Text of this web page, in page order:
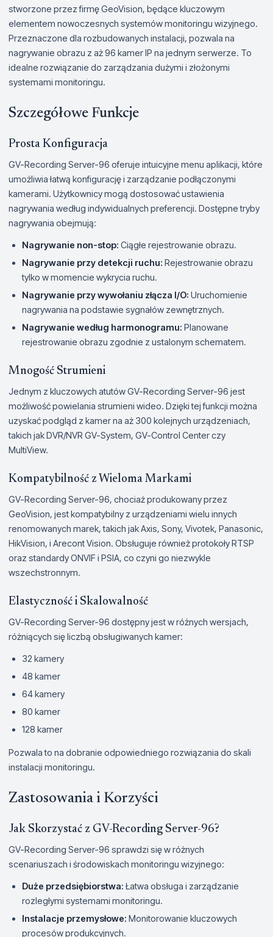
stworzone przez firmę GeoVision, będące kluczowym
elementem nowoczesnych systemów monitoringu wizyjnego.
Przeznaczone dla rozbudowanych instalacji, pozwala na
nagrywanie obrazu z aż 96 kamer IP na jednym serwerze. To
idealne rozwiązanie do zarządzania dużymi i złożonymi
systemami monitoringu.
Szczegółowe Funkcje
Prosta Konfiguracja
GV-Recording Server-96 oferuje intuicyjne menu aplikacji, które
umożliwia łatwą konfigurację i zarządzanie podłączonymi
kamerami. Użytkownicy mogą dostosować ustawienia
nagrywania według indywidualnych preferencji. Dostępne tryby
nagrywania obejmują:
Nagrywanie non-stop: Ciągłe rejestrowanie obrazu.
Nagrywanie przy detekcji ruchu: Rejestrowanie obrazu
tylko w momencie wykrycia ruchu.
Nagrywanie przy wywołaniu złącza I/O: Uruchomienie
nagrywania na podstawie sygnałów zewnętrznych.
Nagrywanie według harmonogramu: Planowane
rejestrowanie obrazu zgodnie z ustalonym schematem.
Mnogość Strumieni
Jednym z kluczowych atutów GV-Recording Server-96 jest
możliwość powielania strumieni wideo. Dzięki tej funkcji można
uzyskać podgląd z kamer na aż 300 kolejnych urządzeniach,
takich jak DVR/NVR GV-System, GV-Control Center czy
MultiView.
Kompatybilność z Wieloma Markami
GV-Recording Server-96, chociaż produkowany przez
GeoVision, jest kompatybilny z urządzeniami wielu innych
renomowanych marek, takich jak Axis, Sony, Vivotek, Panasonic,
HikVision, i Arecont Vision. Obsługuje również protokoły RTSP
oraz standardy ONVIF i PSIA, co czyni go niezwykle
wszechstronnym.
Elastyczność i Skalowalność
GV-Recording Server-96 dostępny jest w różnych wersjach,
różniących się liczbą obsługiwanych kamer:
32 kamery
48 kamer
64 kamery
80 kamer
128 kamer
Pozwala to na dobranie odpowiedniego rozwiązania do skali
instalacji monitoringu.
Zastosowania i Korzyści
Jak Skorzystać z GV-Recording Server-96?
GV-Recording Server-96 sprawdzi się w różnych
scenariuszach i środowiskach monitoringu wizyjnego:
Duże przedsiębiorstwa: Łatwa obsługa i zarządzanie
rozległymi systemami monitoringu.
Instalacje przemysłowe: Monitorowanie kluczowych
procesów produkcyjnych.